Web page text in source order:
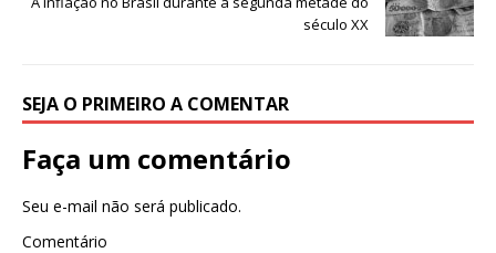
século XX
SEJA O PRIMEIRO A COMENTAR
Faça um comentário
Seu e-mail não será publicado.
Comentário